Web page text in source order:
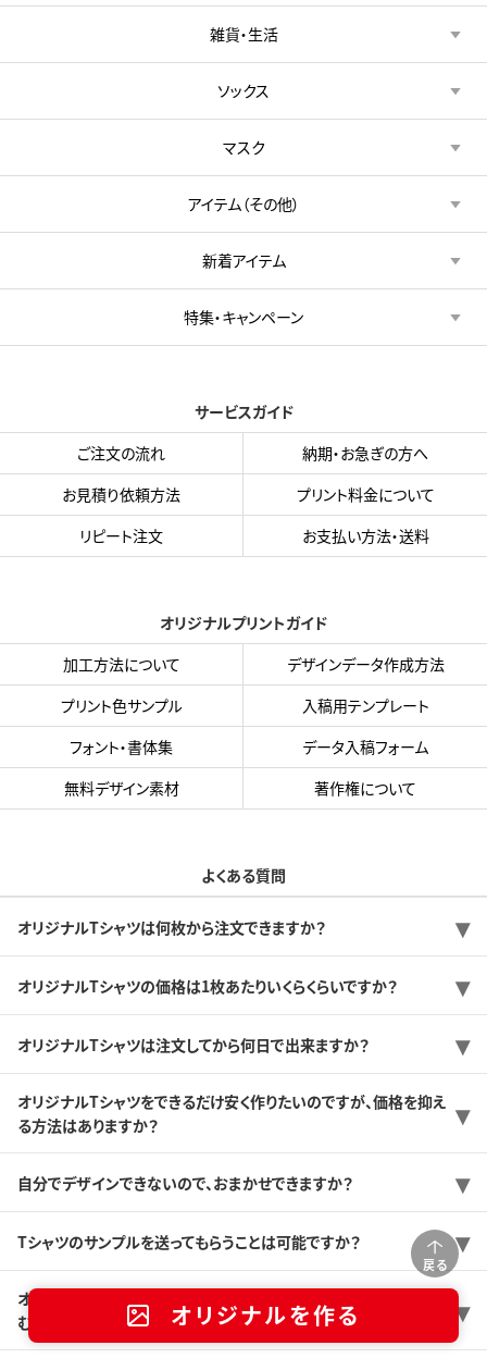
戻る
オリジナルを作る
雑貨・生活
ソックス
マスク
アイテム（その他）
新着アイテム
特集・キャンペーン
サービスガイド
ご注文の流れ
納期・お急ぎの方へ
お見積り依頼方法
プリント料金について
リピート注文
お支払い方法・送料
オリジナルプリントガイド
加工方法について
デザインデータ作成方法
プリント色サンプル
入稿用テンプレート
フォント・書体集
データ入稿フォーム
無料デザイン素材
著作権について
よくある質問
オリジナルTシャツは何枚から注文できますか？
オリジナルTシャツの価格は1枚あたりいくらくらいですか？
オリジナルTシャツは注文してから何日で出来ますか？
オリジナルTシャツをできるだけ安く作りたいのですが、価格を抑え
る方法はありますか？
自分でデザインできないので、おまかせできますか？
Tシャツのサンプルを送ってもらうことは可能ですか？
オリジナルTシャツを初めて作るんですけど、どんな感じで注文が進
むのですか？